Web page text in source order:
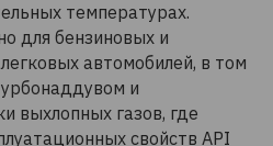
температурах.
для бензиновых и
автомобилей, в том
и
выхлопных газов, где
свойств API